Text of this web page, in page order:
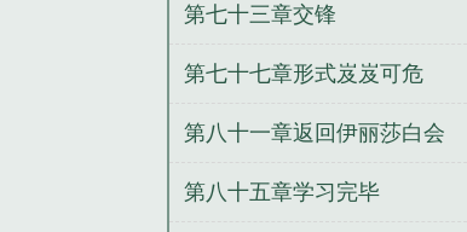
第七十三章交锋
第七十七章形式岌岌可危
第八十一章返回伊丽莎白会
第八十五章学习完毕